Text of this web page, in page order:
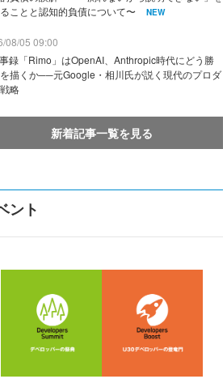
ことと認知的負債について〜
NEW
08/05 09:00
録「Rimo」はOpenAI、Anthropic時代にどう勝
描くか──元Google・相川氏が説く現代のプロダ
略
新着記事一覧を見る
ント